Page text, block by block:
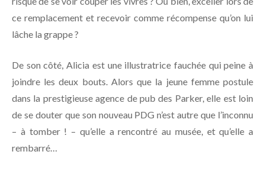
ce remplacement et recevoir comme récompense qu’on lui
lâche la grappe ?
De son côté, Alicia est une illustratrice fauchée qui peine à
joindre les deux bouts. Alors que la jeune femme postule
dans la prestigieuse agence de pub des Parker, elle est loin
de se douter que son nouveau PDG n’est autre que l’inconnu
– à tomber ! – qu’elle a rencontré au musée, et qu’elle a
rembarré…